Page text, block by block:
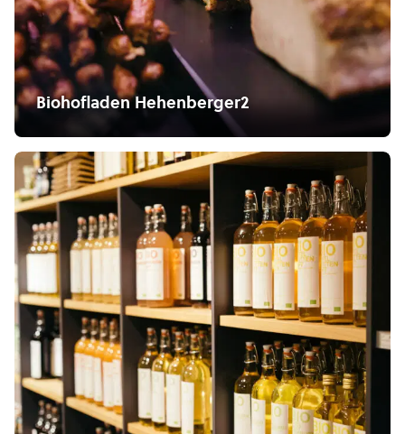
Biohofladen Hehenberger2